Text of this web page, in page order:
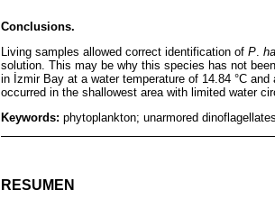
Conclusions.
Living samples allowed correct identification of P.
solution. This may be why this species has not
in İzmir Bay at a water temperature of 14.84 °C
occurred in the shallowest area with limited water
Keywords: phytoplankton; unarmored
RESUMEN